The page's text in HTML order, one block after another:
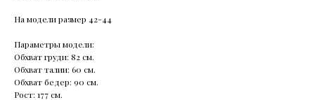
На модели размер 42-44
Параметры модели:
Обхват груди: 82 см.
Обхват талии: 60 см.
Обхват бедер: 90 см.
Рост: 177 см.